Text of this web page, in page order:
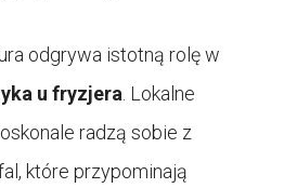
odgrywa istotną rolę w
u fryzjera . Lokalne
radzą sobie z
które przypominają